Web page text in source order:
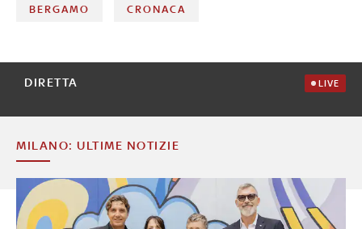
BERGAMO CRONACA
DIRETTA LIVE
MILANO: ULTIME NOTIZIE